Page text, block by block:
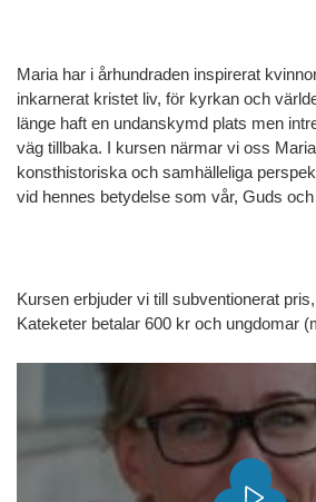
Maria har i århundraden inspirerat
inkarnerat kristet liv, för kyrkan och
länge haft en undanskymd plats men
väg tillbaka. I kursen närmar vi oss
konsthistoriska och samhälleliga
vid hennes betydelse som vår, Guds
Kursen erbjuder vi till subventionerat
Kateketer betalar 600 kr och ungdomar